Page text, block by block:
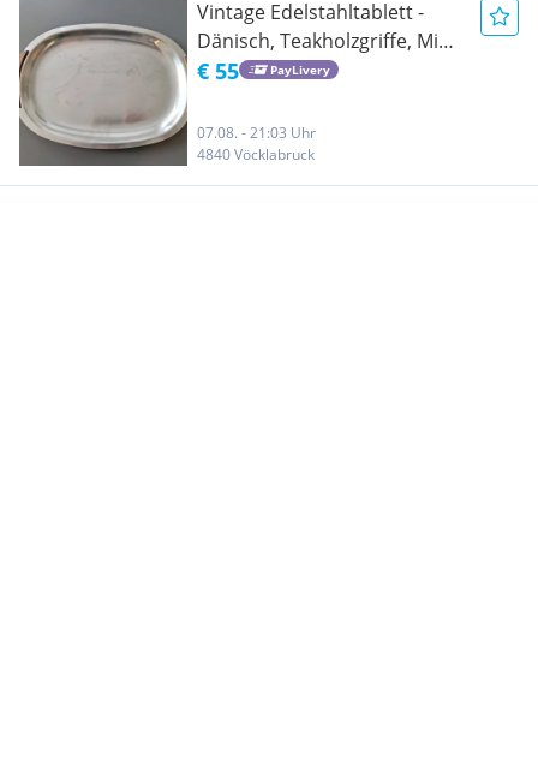
Vintage Edelstahltablett -
Dänisch, Teakholzgriffe, Mid-
Century, dänisches Design
€ 55 PayLivery
07.08. - 21:03 Uhr
4840 Vöcklabruck